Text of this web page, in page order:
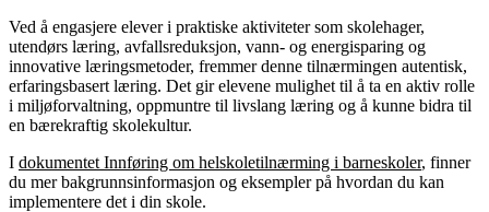
Ved å engasjere elever i praktiske aktiviteter som skolehager,
utendørs læring, avfallsreduksjon, vann- og energisparing og
innovative læringsmetoder, fremmer denne tilnærmingen autentisk,
erfaringsbasert læring. Det gir elevene mulighet til å ta en aktiv rolle
i miljøforvaltning, oppmuntre til livslang læring og å kunne bidra til
en bærekraftig skolekultur.
I dokumentet Innføring om helskoletilnærming i barneskoler, finner
du mer bakgrunnsinformasjon og eksempler på hvordan du kan
implementere det i din skole.